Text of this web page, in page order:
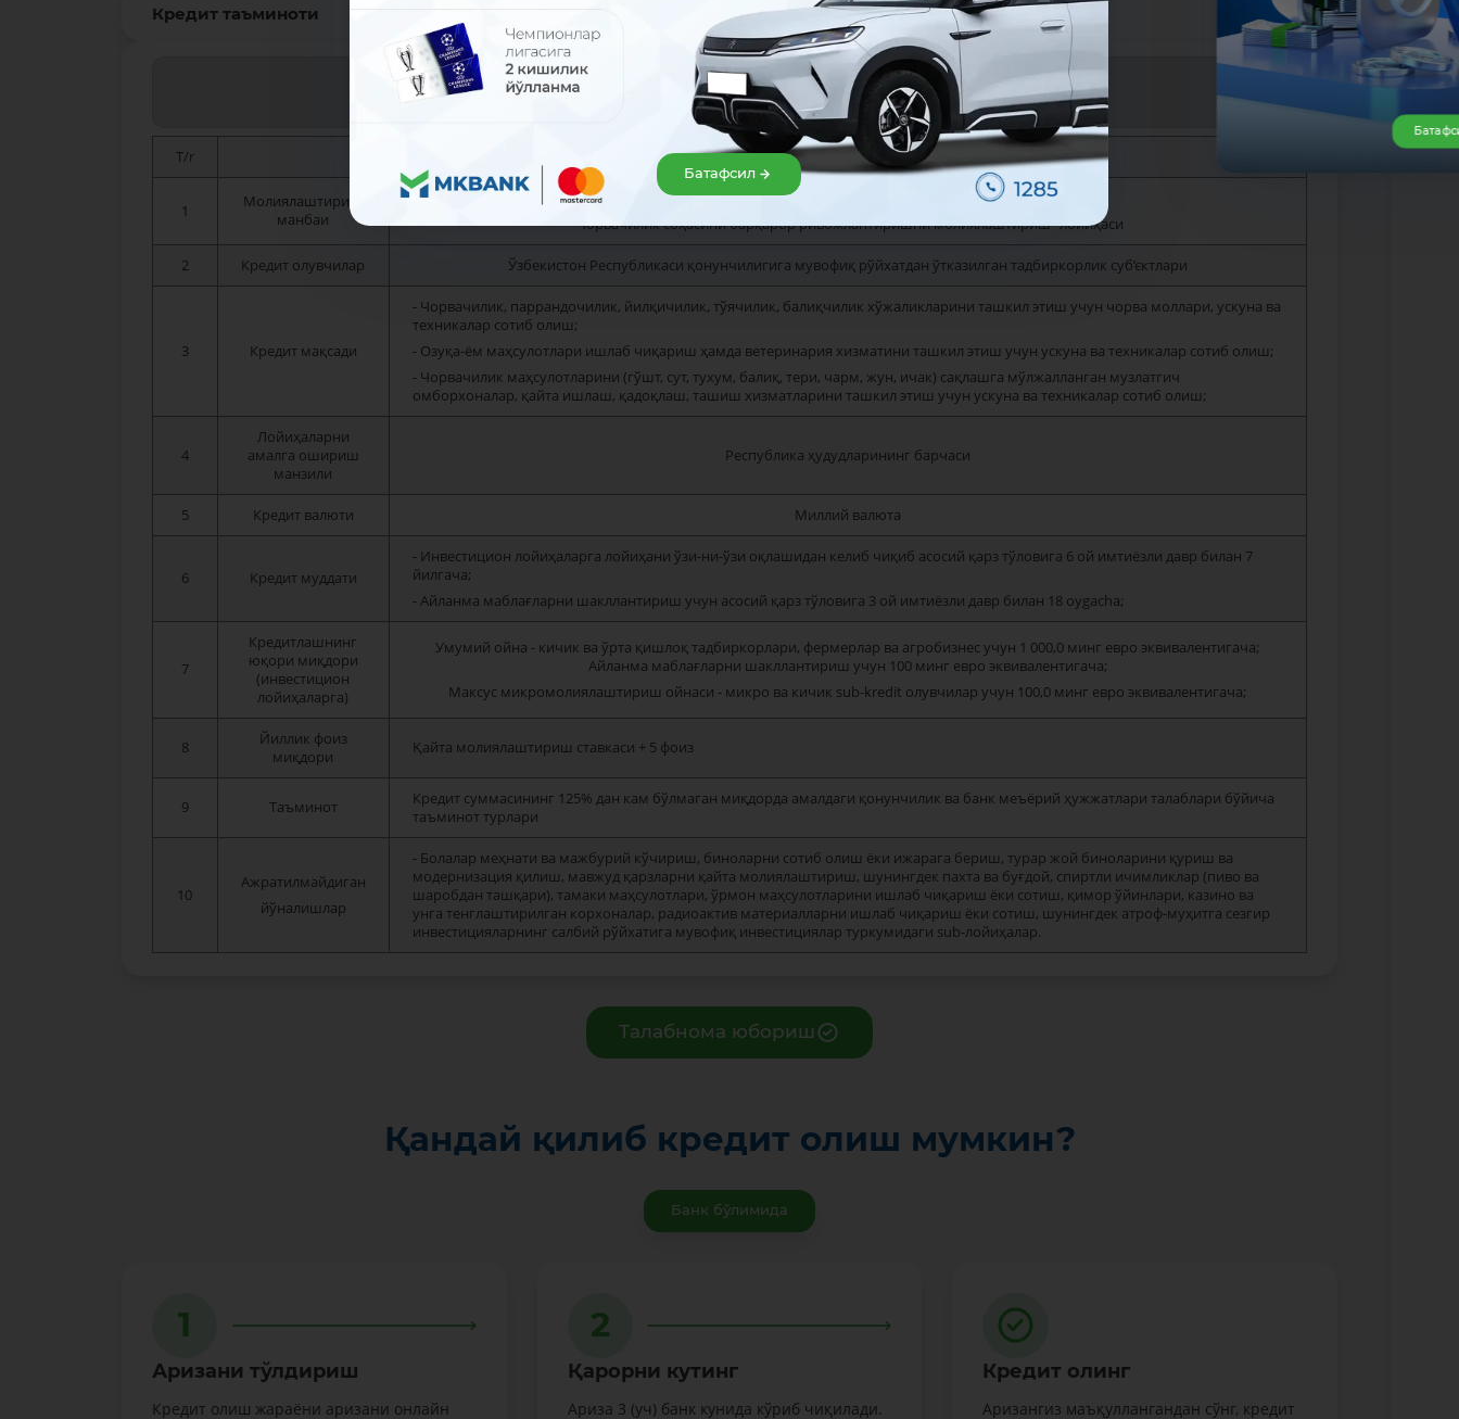
Кредит таъминоти
“Чорвачилик соҳасини барқарор ривожлантиришни молиялаштириш (FAR)”
T/r Кредитлаш шартлари
1
Молиялаштириш
манбаи
Франция тараққиёт агентлиги иштирокида
“Чорвачилик соҳасини барқарор ривожлантиришни молиялаштириш” лойиҳаси
2 Кредит олувчилар Ўзбекистон Республикаси қонунчилигига мувофиқ рўйхатдан ўтказилган тадбиркорлик суб’єктлари
3 Кредит мақсади
- Чорвачилик, паррандочилик, йилқичилик, тўячилик, балиқчилик хўжаликларини ташкил этиш учун чорва моллари, ускуна ва
техникалар сотиб олиш;
- Озуқа-ём маҳсулотлари ишлаб чиқариш ҳамда ветеринария хизматини ташкил этиш учун ускуна ва техникалар сотиб олиш;
- Чорвачилик маҳсулотларини (гўшт, сут, тухум, балиқ, тери, чарм, жун, ичак) сақлашга мўлжалланган музлатгич
омборхоналар, қайта ишлаш, қадоқлаш, ташиш хизматларини ташкил этиш учун ускуна ва техникалар сотиб олиш;
4
Лойиҳаларни
амалга ошириш
манзили
Республика ҳудудларининг барчаси
5 Кредит валюти Миллий валюта
6 Кредит муддати
- Инвестицион лойиҳаларга лойиҳани ўзи-ни-ўзи оқлашидан келиб чиқиб асосий қарз тўловига 6 ой имтиёзли давр билан 7
йилгача;
- Айланма маблағларни шакллантириш учун асосий қарз тўловига 3 ой имтиёзли давр билан 18 оygacha;
7
Кредитлашнинг
юқори миқдори
(инвестицион
лойиҳаларга)
Умумий ойна - кичик ва ўрта қишлоқ тадбиркорлари, фермерлар ва агробизнес учун 1 000,0 минг евро эквивалентигача;
Айланма маблағларни шакллантириш учун 100 минг евро эквивалентигача;
Максус микромолиялаштириш ойнаси - микро ва кичик sub-kredit олувчилар учун 100,0 минг евро эквивалентигача;
8
Йиллик фоиз
миқдори
Қайта молиялаштириш ставкаси + 5 фоиз
9 Таъминот
Кредит суммасининг 125% дан кам бўлмаган миқдорда амалдаги қонунчилик ва банк меъёрий ҳужжатлари талаблари бўйича
таъминот турлари
10
Ажратилмайдиган
йўналишлар
- Болалар меҳнати ва мажбурий кўчириш, биноларни сотиб олиш ёки ижарага бериш, турар жой биноларини қуриш ва
модернизация қилиш, мавжуд қарзларни қайта молиялаштириш, шунингдек пахта ва буғдой, спиртли ичимликлар (пиво ва
шаробдан ташқари), тамаки маҳсулотлари, ўрмон маҳсулотларини ишлаб чиқариш ёки сотиш, қимор ўйинлари, казино ва
унга тенглаштирилган корхоналар, радиоактив материалларни ишлаб чиқариш ёки сотиш, шунингдек атроф-муҳитга сезгир
инвестицияларнинг салбий рўйхатига мувофиқ инвестициялар туркумидаги sub-лойиҳалар.
Талабнома юбориш
Қандай қилиб кредит олиш мумкин?
Банк бўлимида
1
Аризани тўлдириш
Кредит олиш жараёни аризани онлайн
2
Қарорни кутинг
Ариза 3 (уч) банк кунида кўриб чиқилади.
Кредит олинг
Аризангиз маъқуллангандан сўнг, кредит
Батафсил